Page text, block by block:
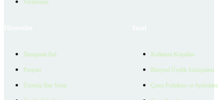
Verilerimiz
Danışman Bul
Projeler
Ücretsiz İlan Verin
Kullanım Koşulları
Bireysel Üyelik Sözleşmesi
Çerez Politikası ve